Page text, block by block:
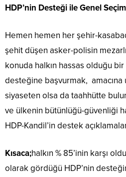
HDP’nin Desteği ile Genel
Hemen hemen her şehir-
şehit düşen asker-polisin
konuda halkın hassas olduğu bir
desteğine başvurmak,
siyaseten olsa da taahhütte
ve ülkenin bütünlüğü-güvenliği
HDP-Kandil’in destek
Kısaca;halkın % 85’inin karşı
olarak gördüğü HDP’nin